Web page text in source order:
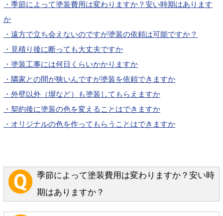
・季節によって塗装費用は変わりますか？安い時期はあります
か
・遠方で立ち会えないのですが塗装の依頼は可能ですか？
・見積り後に断っても大丈夫ですか
・塗装工事には何日くらいかかりますか
・隣家との間が狭いんですが塗装を依頼できますか
・外壁以外（塀など）も塗装してもらえますか
・契約後に塗装の色を変えることはできますか
・オリジナルの色を作ってもらうことはできますか
季節によって塗装費用は変わりますか？安い時
期はありますか？